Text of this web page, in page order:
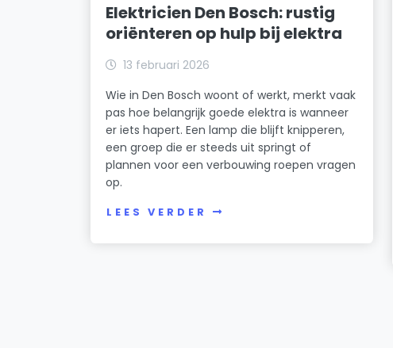
Elektricien Den Bosch: rustig
oriënteren op hulp bij elektra
13 februari 2026
Wie in Den Bosch woont of werkt, merkt vaak
pas hoe belangrijk goede elektra is wanneer
er iets hapert. Een lamp die blijft knipperen,
een groep die er steeds uit springt of
plannen voor een verbouwing roepen vragen
op.
LEES VERDER